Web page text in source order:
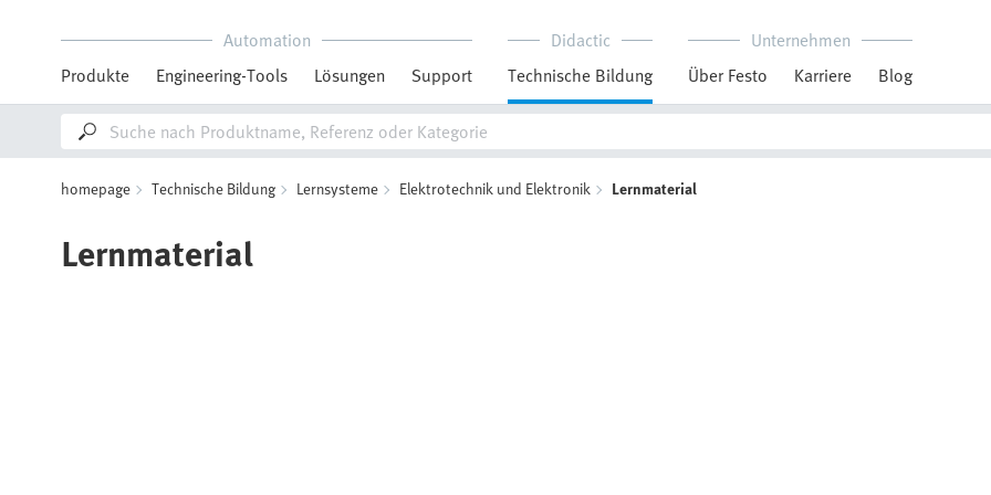
Automation
Produkte
Engineering-Tools Lösungen Support
Didactic
Technische Bildung
Unternehmen
Über Festo
Karriere Blog
homepage Technische Bildung Lernsysteme Elektrotechnik und Elektronik Lernmaterial
Lernmaterial